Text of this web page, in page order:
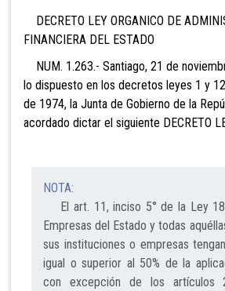
DECRETO LEY ORGANICO DE
FINANCIERA DEL ESTADO
NUM. 1.263.- Santiago, 21 de
lo dispuesto en los decretos leyes 1 y
de 1974, la Junta de Gobierno de la
acordado dictar el siguiente DECRETO
NOTA:
El art. 11, inciso 5° de la Ley
Empresas del Estado y todas
sus instituciones o empresas
igual o superior al 50% de la
con excepción de los